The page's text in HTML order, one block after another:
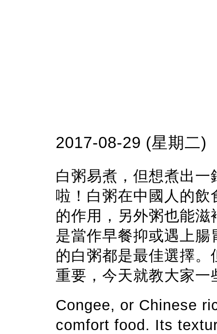
2017-08-29 (星期二)
白粥易煮，但想煮出
啦！白粥在中國人的
的作用，另外粥也能
是當作早餐抑或遇上
的白粥都是最佳選擇
重要，今天就教大家
Congee, or Chinese
comfort food. Its